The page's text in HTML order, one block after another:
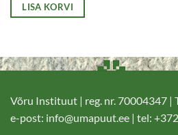
LISA KORVI
Võru Instituut | reg. nr. 70004347 |
e-post: info@umapuut.ee | tel: